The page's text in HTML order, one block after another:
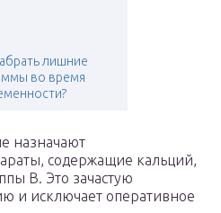
лишние
во время
назначают
содержащие кальций,
В. Это зачастую
и исключает оперативное